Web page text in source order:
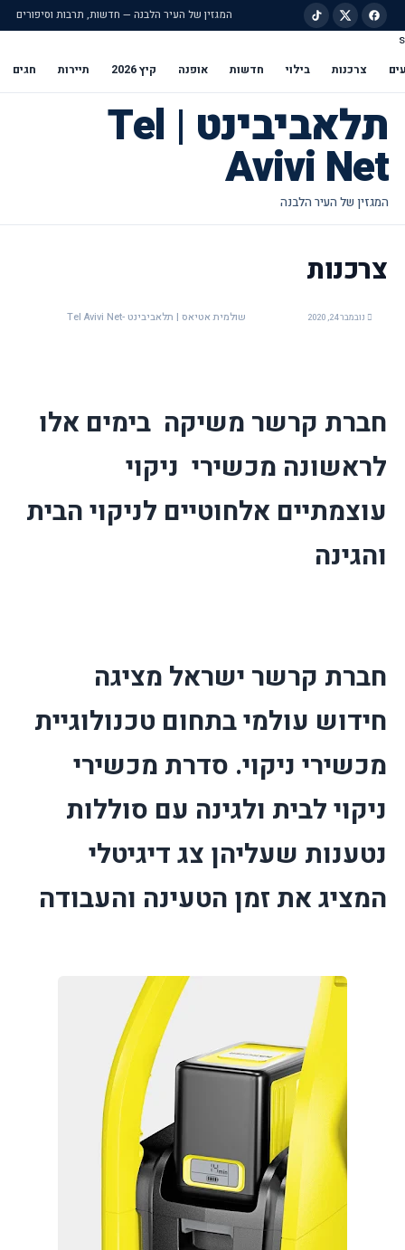
המגזין של העיר הלבנה — חדשות, תרבות וסיפורים
s
צרכנות בילוי חדשות אופנה קיץ 2026 תיירות חגים
תלאביבינט | Tel
Avivi Net
צרכנות
נובמבר 24, 2020 שולמית אטיאס | תלאביבינט -Tel Avivi Net
חברת קרשר משיקה בימים אלו
לראשונה מכשירי ניקוי
עוצמתיים אלחוטיים לניקוי הבית
והגינה
חברת קרשר ישראל מציגה
חידוש עולמי בתחום טכנולוגיית
מכשירי ניקוי. סדרת מכשירי
ניקוי לבית ולגינה עם סוללות
נטענות שעליהן צג דיגיטלי
המציג את זמן הטעינה והעבודה